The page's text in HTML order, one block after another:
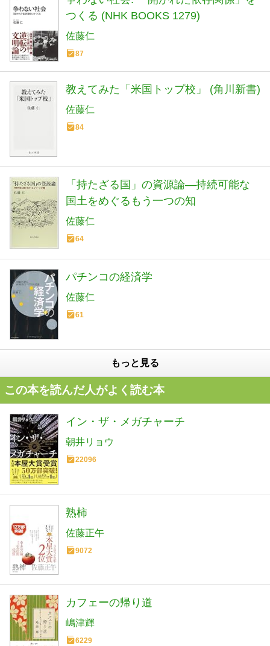
つくる (NHK BOOKS 1279)
佐藤仁
87
教えてみた「米国トップ校」 (角川新書)
佐藤仁
84
「持たざる国」の資源論―持続可能な
国土をめぐるもう一つの知
佐藤仁
64
パチンコの経済学
佐藤仁
61
もっと見る
この本を読んだ人がよく読む本
イン・ザ・メガチャーチ
朝井リョウ
22096
熟柿
佐藤正午
9072
カフェーの帰り道
嶋津輝
6229